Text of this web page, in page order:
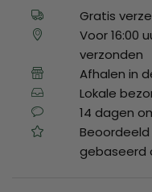
Gratis
Voor 16:00
verzonden
Afhalen in
Lokale
14 dagen
gebaseerd